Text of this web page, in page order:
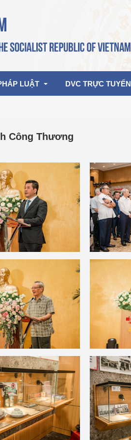
của lãnh đạo Đảng, Nhà
của Lãnh đạo Bộ
của các đơn vị
báo chí
Thủy sản
thẩm quyền quản lý của
Thương
được cấp GCN đăng ký, hoạt
định thiết bị, dụng cụ điện
ở môi trường không có nguy
bụi nổ
và
năng lượng
LUẬT
quy
nhất
DVC TRỰC TUYẾN
Công Thương